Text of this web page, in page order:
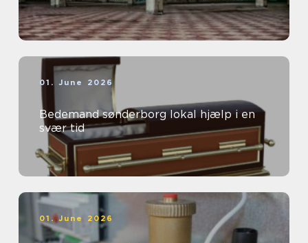
01. June 2026
Bedemand sønderborg lokal hjælp i en
svær tid
01. June 2026